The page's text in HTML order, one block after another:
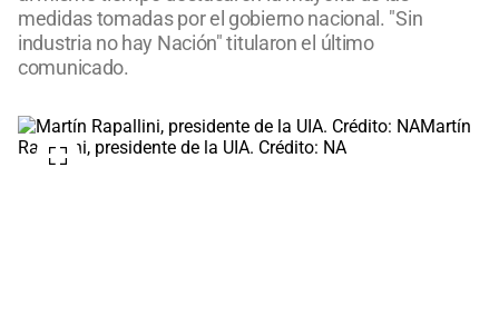
medidas tomadas por el gobierno nacional. "Sin
industria no hay Nación" titularon el último
comunicado.
Martín
Rapallini, presidente de la UIA. Crédito: NA